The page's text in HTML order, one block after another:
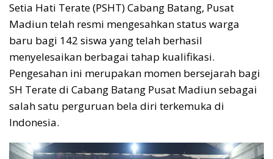
Setia Hati Terate (PSHT) Cabang Batang, Pusat
Madiun telah resmi mengesahkan status warga
baru bagi 142 siswa yang telah berhasil
menyelesaikan berbagai tahap kualifikasi.
Pengesahan ini merupakan momen bersejarah bagi
SH Terate di Cabang Batang Pusat Madiun sebagai
salah satu perguruan bela diri terkemuka di
Indonesia.